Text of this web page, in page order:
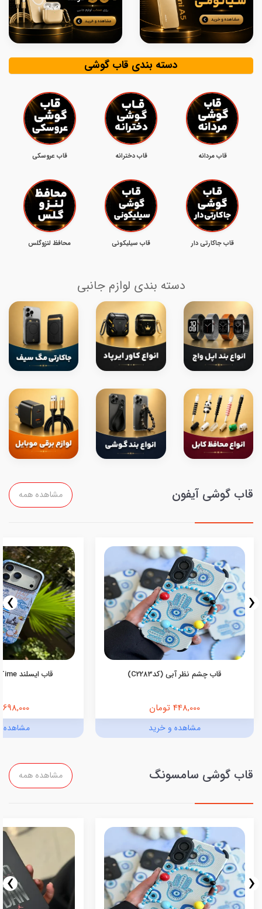
دسته بندی قاب گوشی
قاب مردانه قاب دخترانه قاب عروسکی
قاب جاکارتی دار قاب سیلیکونی محافظ لنزوگلس
دسته بندی لوازم جانبی
قاب گوشی آیفون مشاهده همه
قاب چشم نظر آبی (کدC2283)
448,000 تومان
مشاهده و خرید
قاب ایسلند Island Time آیفون
698,000 تومان
مشاهده
‹
›
قاب گوشی سامسونگ مشاهده همه
‹
›